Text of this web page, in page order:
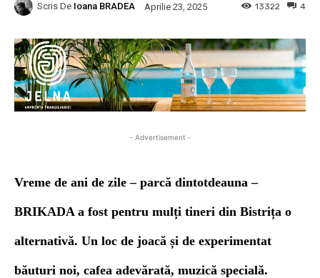
Scris De Ioana BRADEA Aprilie 23, 2025 4
13322
- Advertisement -
Vreme de ani de zile – parcă dintotdeauna –
BRIKADA a fost pentru mulți tineri din Bistrița o
alternativă. Un loc de joacă și de experimentat
băuturi noi, cafea adevărată, muzică specială.